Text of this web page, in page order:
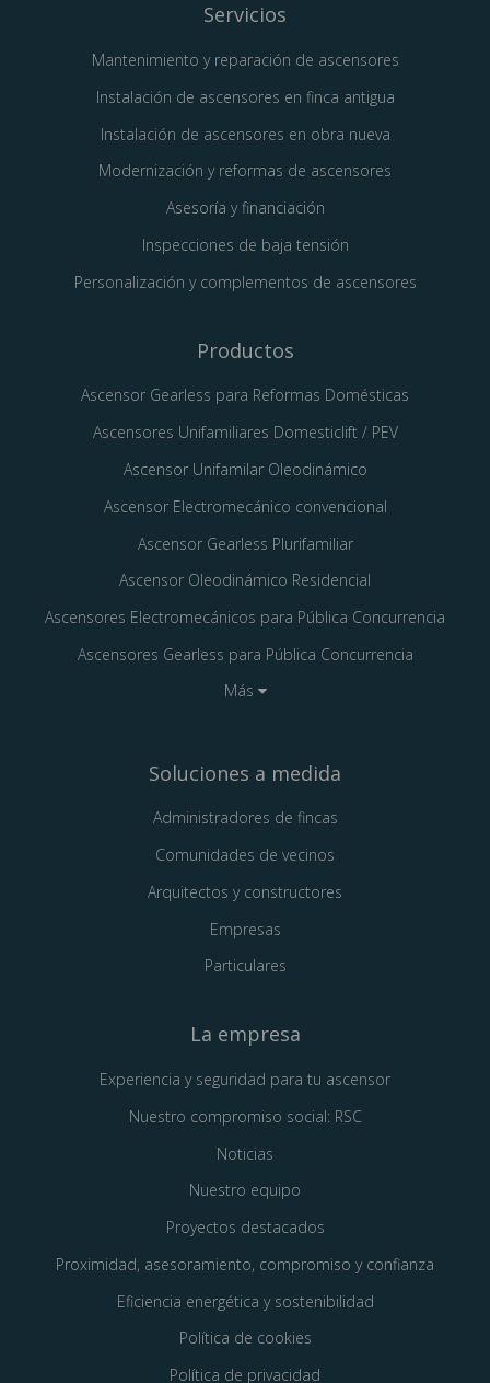
Servicios
Mantenimiento y reparación de ascensores
Instalación de ascensores en finca antigua
Instalación de ascensores en obra nueva
Modernización y reformas de ascensores
Asesoría y financiación
Inspecciones de baja tensión
Personalización y complementos de ascensores
Productos
Ascensor Gearless para Reformas Domésticas
Ascensores Unifamiliares Domesticlift / PEV
Ascensor Unifamilar Oleodinámico
Ascensor Electromecánico convencional
Ascensor Gearless Plurifamiliar
Ascensor Oleodinámico Residencial
Ascensores Electromecánicos para Pública Concurrencia
Ascensores Gearless para Pública Concurrencia
Más
Soluciones a medida
Administradores de fincas
Comunidades de vecinos
Arquitectos y constructores
Empresas
Particulares
La empresa
Experiencia y seguridad para tu ascensor
Nuestro compromiso social: RSC
Noticias
Nuestro equipo
Proyectos destacados
Proximidad, asesoramiento, compromiso y confianza
Eficiencia energética y sostenibilidad
Política de cookies
Política de privacidad